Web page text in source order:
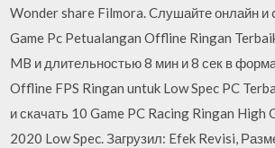
Wonder share Filmora. Cлушайте онлайн и
Game Pc Petualangan Offline Ringan
MB и длительностью 8 мин и 8 сек в
Offline FPS Ringan untuk Low Spec PC
и скачать 10 Game PC Racing Ringan High
2020 Low Spec. Загрузил: Efek Revisi,